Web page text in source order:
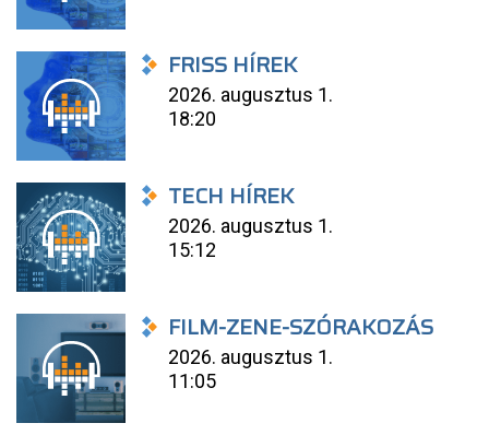
FRISS HÍREK
2026. augusztus 1.
18:20
TECH HÍREK
2026. augusztus 1.
15:12
FILM-ZENE-SZÓRAKOZÁS
2026. augusztus 1.
11:05